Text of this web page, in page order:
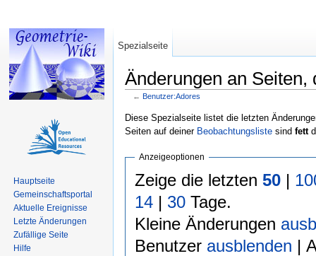
Änderungen an Seiten,
← Benutzer:Adores
Diese Spezialseite listet die letzten
Seiten auf deiner Beobachtungsliste sind fett
Anzeigeoptionen
Zeige die letzten 50|
14| 30Tage.
Kleine Änderungen
Benutzer ausblenden |
Spezialseite
Hauptseite
Gemeinschaftsportal
Aktuelle Ereignisse
Letzte Änderungen
Zufällige Seite
Hilfe